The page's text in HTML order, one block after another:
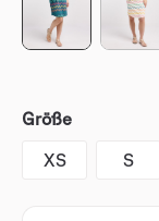
Größe
XS S